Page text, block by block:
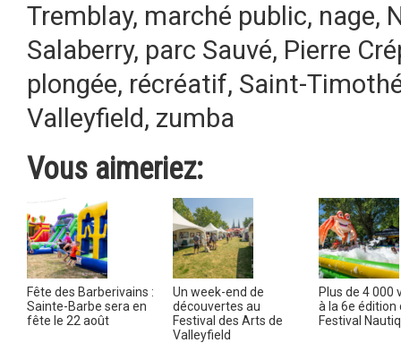
Tremblay, marché public, nage,
Salaberry, parc Sauvé, Pierre
plongée, récréatif, Saint-
Valleyfield, zumba
Vous aimeriez:
Fête des Barberivains :
Sainte-Barbe sera en
fête le 22 août
Un week-end de
découvertes au
Festival des Arts de
Valleyfield
Plus de 4 000
à la 6e édition
Festival